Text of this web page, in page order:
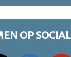
OP SOCIAL